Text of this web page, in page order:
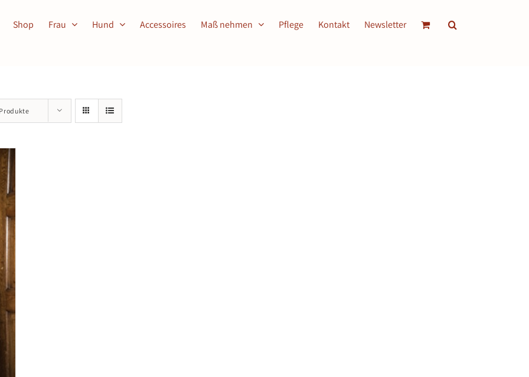
Shop Frau Hund Accessoires Maß nehmen Pflege Kontakt Newsletter